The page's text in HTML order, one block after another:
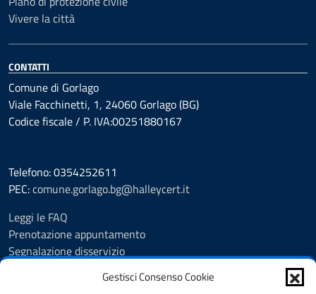
Gestisci Consenso Cookie
Vivere la città
CONTATTI
Comune di Gorlago
Viale Facchinetti, 1, 24060 Gorlago (BG)
Codice fiscale / P. IVA:00251880167
Telefono: 0354252611
PEC:comune.gorlago.bg@halleycert.it
Leggi le FAQ
Prenotazione appuntamento
Segnalazione disservizio